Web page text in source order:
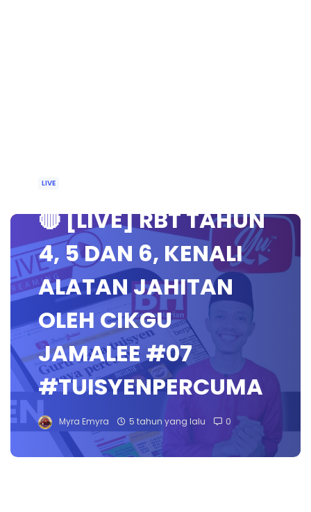
LIVE
🔴 [LIVE] RBT TAHUN
4, 5 DAN 6, KENALI
ALATAN JAHITAN
OLEH CIKGU
JAMALEE #07
#TUISYENPERCUMA
Myra Emyra 5 tahun yang lalu 0